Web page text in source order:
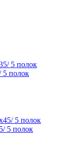
5 полок
5 полок